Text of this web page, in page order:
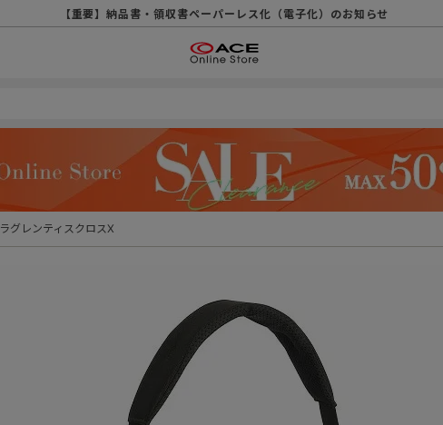
【重要】8/11（火・祝）休業及び配送スケジュールについて
【重要】令和８年熊本地震に伴う配送への影響について
【重要】納品書・領収書ペーパーレス化（電子化）のお知らせ
【重要】天候不良や交通状況・物量増等に伴う配送への影響について
【重要】悪質な詐欺サイトにご注意ください
【重要】各種メールが届かない場合に関しまして
【重要】お問い合わせのご対応に関しまして
【重要】SNSのなりすまし詐欺にご注意ください
ラグレンティスクロスX